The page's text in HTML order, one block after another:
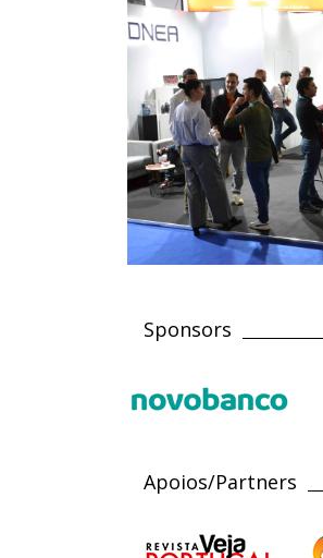
Sponsors
Apoios/Partners